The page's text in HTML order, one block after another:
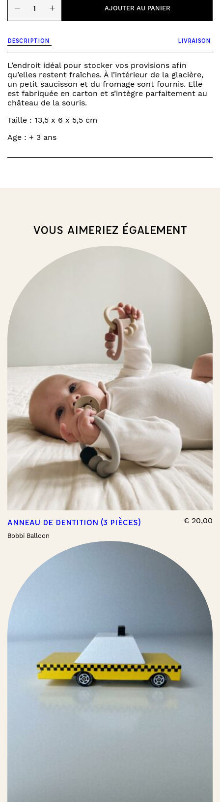
de
réfrigérateur
en
carton
− + AJOUTER AU PANIER
DESCRIPTION LIVRAISON
L’endroit idéal pour stocker vos provisions afin
qu’elles restent fraîches. À l’intérieur de la glacière,
un petit saucisson et du fromage sont fournis. Elle
est fabriquée en carton et s’intègre parfaitement au
château de la souris.
Taille : 13,5 x 6 x 5,5 cm
Age : + 3 ans
VOUS AIMERIEZ ÉGALEMENT
ANNEAU DE DENTITION (3 PIÈCES)
Bobbi Balloon
€ 20,00